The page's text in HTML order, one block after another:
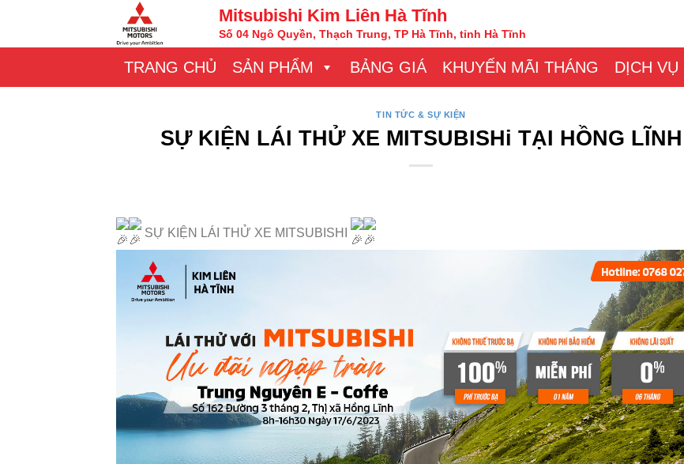
nội
Mitsubishi Kim Liên Hà Tĩnh
Số 04 Ngô Quyền, Thạch Trung, TP Hà Tĩnh, tỉnh Hà Tĩnh
TRANG CHỦ SẢN PHẨM BẢNG GIÁ KHUYẾN MÃI THÁNG DỊCH VỤ
TIN TỨC & SỰ KIỆN
SỰ KIỆN LÁI THỬ XE MITSUBISHi TẠI HỒNG LĨNH
SỰ KIỆN LÁI THỬ XE MITSUBISHI